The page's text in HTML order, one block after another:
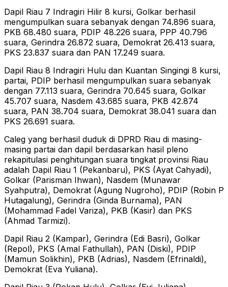
Dapil Riau 7 Indragiri Hilir 8 kursi, Golkar berhasil
mengumpulkan suara sebanyak dengan 74.896 suara,
PKB 68.480 suara, PDIP 48.226 suara, PPP 40.796
suara, Gerindra 26.872 suara, Demokrat 26.413 suara,
PKS 23.837 suara dan PAN 17.249 suara.
Dapil Riau 8 Indragiri Hulu dan Kuantan Singingi 8 kursi,
partai, PDIP berhasil mengumpulkan suara sebanyak
dengan 77.113 suara, Gerindra 70.645 suara, Golkar
45.707 suara, Nasdem 43.685 suara, PKB 42.874
suara, PAN 38.704 suara, Demokrat 38.041 suara dan
PKS 26.691 suara.
Caleg yang berhasil duduk di DPRD Riau di masing-
masing partai dan dapil berdasarkan hasil pleno
rekapitulasi penghitungan suara tingkat provinsi Riau
adalah Dapil Riau 1 (Pekanbaru), PKS (Ayat Cahyadi),
Golkar (Parisman Ihwan), Nasdem (Munawar
Syahputra), Demokrat (Agung Nugroho), PDIP (Robin P
Hutagalung), Gerindra (Ginda Burnama), PAN
(Mohammad Fadel Variza), PKB (Kasir) dan PKS
(Ahmad Tarmizi).
Dapil Riau 2 (Kampar), Gerindra (Edi Basri), Golkar
(Repol), PKS (Amal Fathullah), PAN (Diski), PDIP
(Mamun Solikhin), PKB (Adrias), Nasdem (Efrinaldi),
Demokrat (Eva Yuliana).